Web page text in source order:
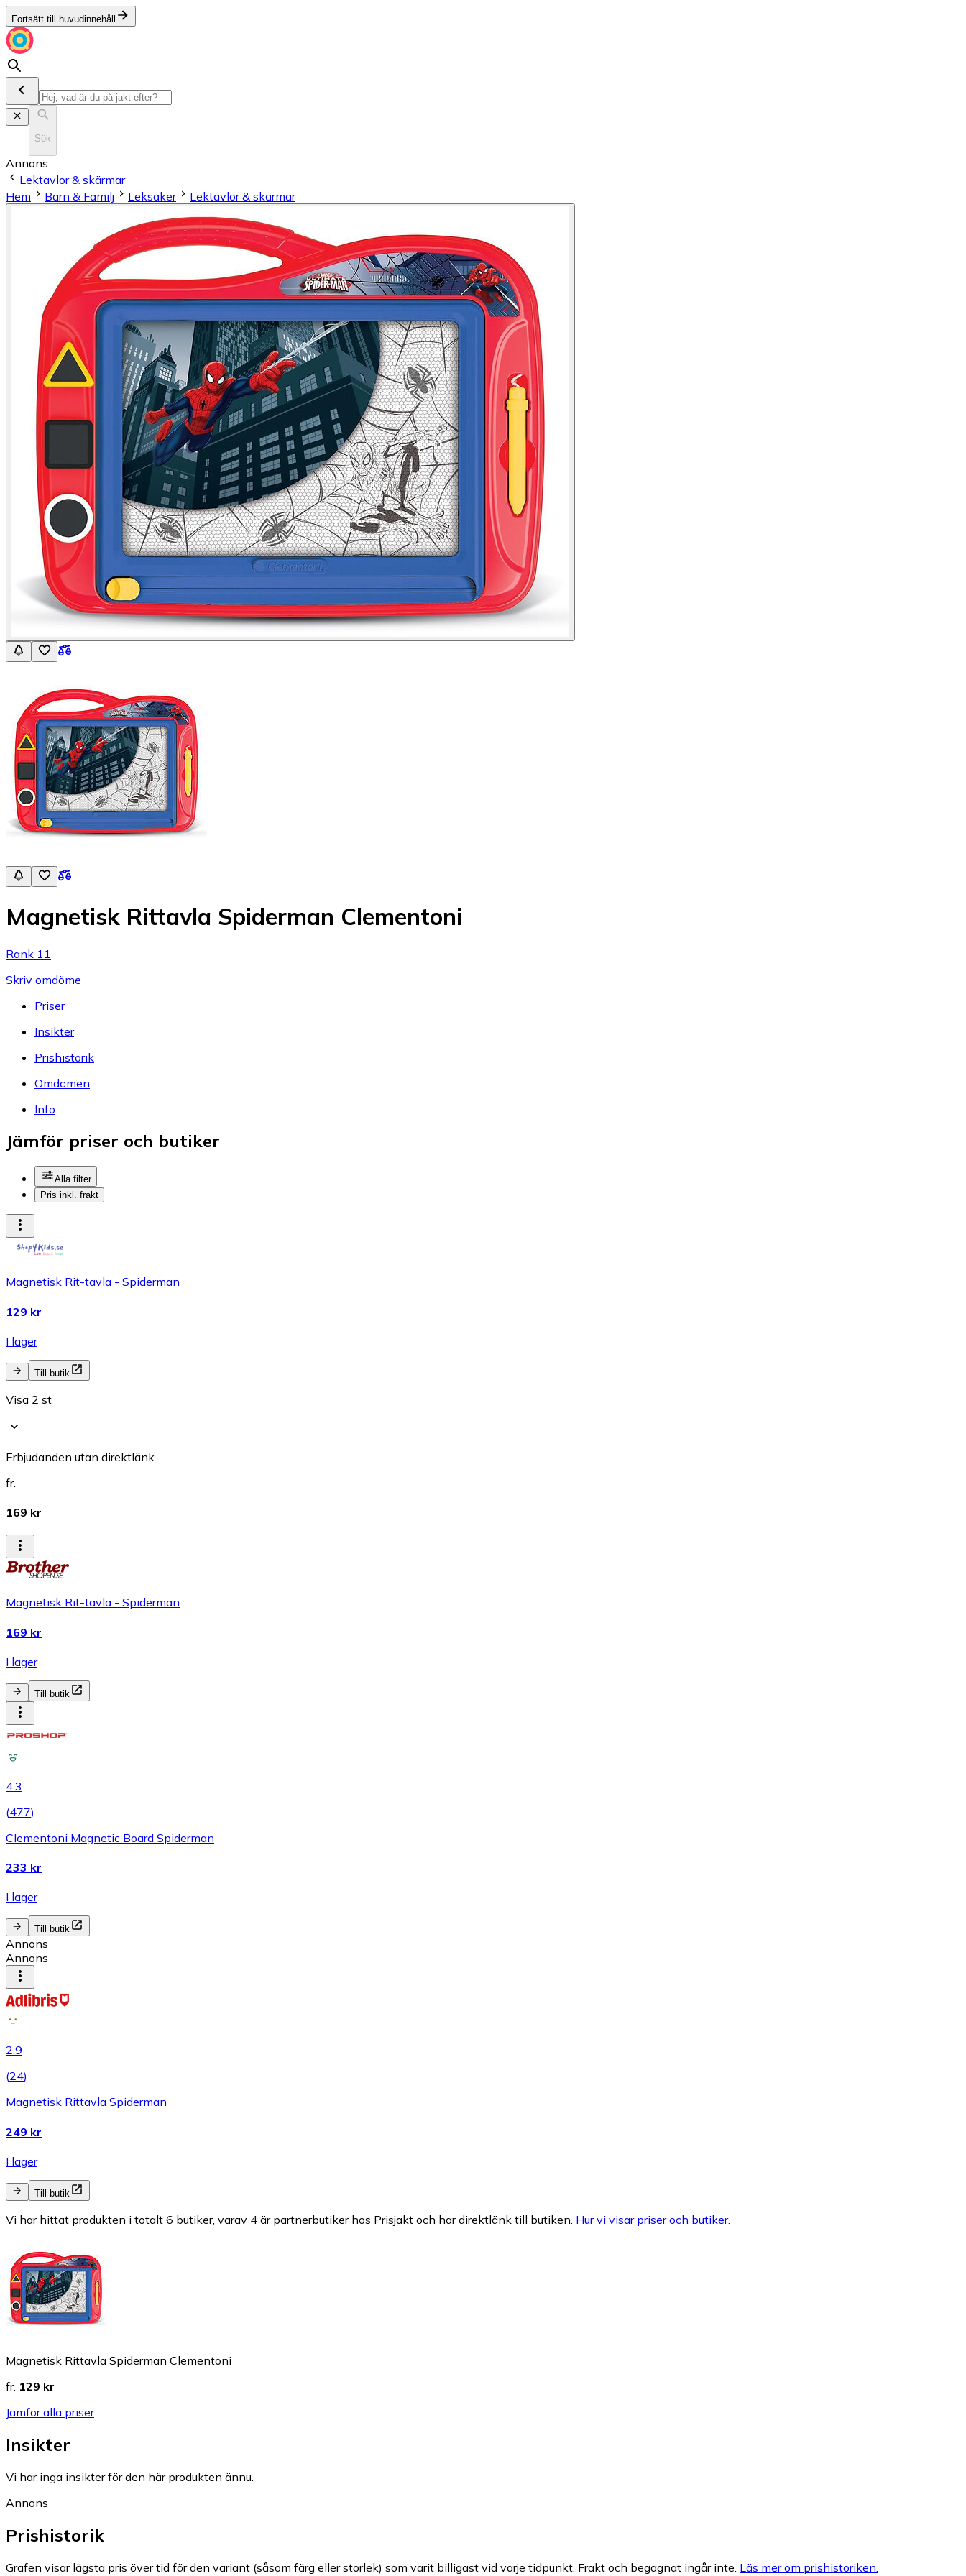
Fortsätt till huvudinnehåll
Sök
Annons
Lektavlor & skärmar
Hem
Barn & Familj Leksaker Lektavlor & skärmar
Magnetisk Rittavla Spiderman Clementoni
Rank 11
Skriv omdöme
Priser
Insikter
Prishistorik
Omdömen
Info
Jämför priser och butiker
Alla filter
Pris inkl. frakt
Magnetisk Rit-tavla - Spiderman
129 kr
I lager
Till butik
Visa 2 st
Erbjudanden utan direktlänk
fr.
169 kr
Magnetisk Rit-tavla - Spiderman
169 kr
I lager
Till butik
4.3
(477)
Clementoni Magnetic Board Spiderman
233 kr
I lager
Till butik
Annons
Annons
2.9
(24)
Magnetisk Rittavla Spiderman
249 kr
I lager
Till butik
Vi har hittat produkten i totalt 6 butiker, varav 4 är partnerbutiker hos Prisjakt och har direktlänk till butiken. Hur vi visar priser och butiker.
Magnetisk Rittavla Spiderman Clementoni
fr. 129 kr
Jämför alla priser
Insikter
Vi har inga insikter för den här produkten ännu.
Annons
Prishistorik
Grafen visar lägsta pris över tid för den variant (såsom färg eller storlek) som varit billigast vid varje tidpunkt. Frakt och begagnat ingår inte. Läs mer om prishistoriken.